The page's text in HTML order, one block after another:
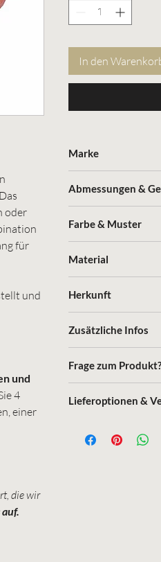
oder
für
und
und
4
einer
die wir
In den
Marke
Abmessungen &
in l)
30cm/ 25cm/ ca.
41cm/ 30cm/ ca.
50cm/ 43cm/ ca.
Farbe & Muster
Material
Herkunft
Zusätzliche Infos
Frage zum Produkt?
Lieferoptionen &
Versandkosten